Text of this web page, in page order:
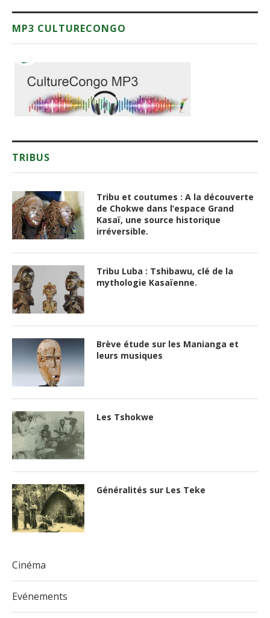
MP3 CULTURECONGO
TRIBUS
Tribu et coutumes : A la découverte
de Chokwe dans l’espace Grand
Kasaï, une source historique
irréversible.
Tribu Luba : Tshibawu, clé de la
mythologie Kasaïenne.
Brève étude sur les Manianga et
leurs musiques
Les Tshokwe
Généralités sur Les Teke
Cinéma
Evénements